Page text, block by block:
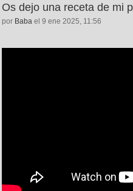
Os dejo una receta de mi
por Baba el 9 ene 2025, 11:56